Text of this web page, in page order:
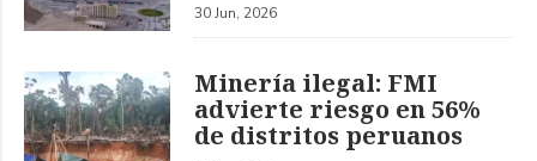
30 Jun, 2026
Minería ilegal: FMI
advierte riesgo en 56%
de distritos peruanos